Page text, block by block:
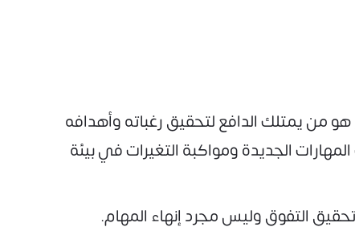
من يمتلك الدافع لتحقيق رغباته وأهدافه
الجديدة ومواكبة التغيرات في بيئة
التفوق وليس مجرد إنهاء المهام.